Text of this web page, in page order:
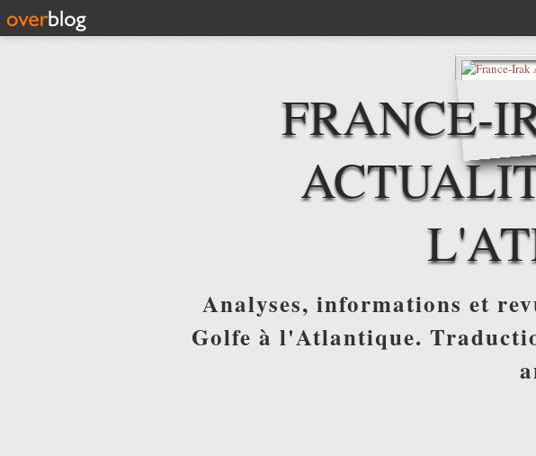
FRANCE-
Analyses, informations et
Golfe à l'Atlantique.